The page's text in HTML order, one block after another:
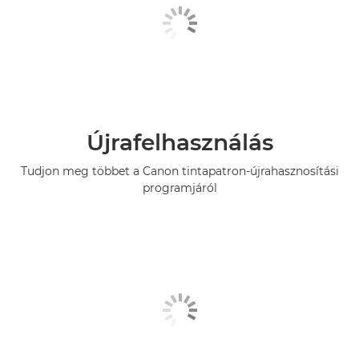
Újrafelhasználás
Tudjon meg többet a Canon tintapatron-újrahasznosítási
programjáról